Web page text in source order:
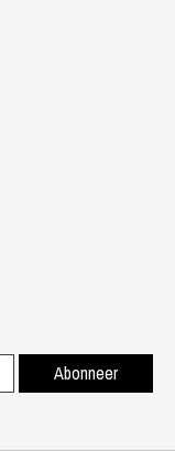
Abonneer